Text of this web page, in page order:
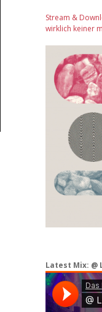
Stream &
wirklich keiner
Latest Mix: @